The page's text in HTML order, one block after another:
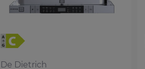
De Dietrich